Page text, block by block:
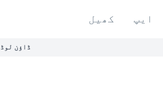
کھیل ایپ
ڈاؤن لوڈ